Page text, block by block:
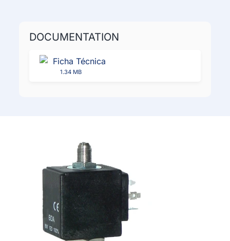
DOCUMENTATION
Ficha Técnica
1.34 MB